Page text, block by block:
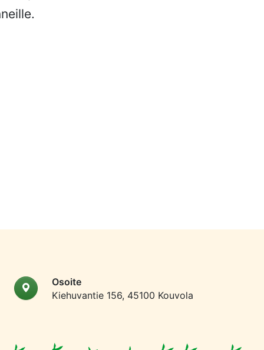
Osoite
Kiehuvantie 156, 45100 Kouvola